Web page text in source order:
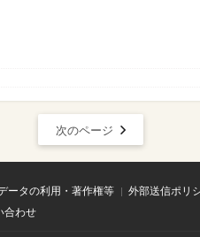
次のページ
ータの利用・著作権等 外部送信ポリ
合わせ